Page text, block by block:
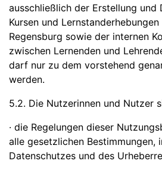
ausschließlich der Erstellung und
Kursen und
Regensburg sowie der internen
zwischen Lernenden und
darf nur zu dem vorstehend
werden.
5.2. Die Nutzerinnen und Nutzer
· die Regelungen dieser
alle gesetzlichen Bestimmungen,
Datenschutzes und des